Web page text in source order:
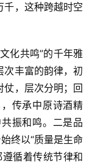
千，这种跨越时空
化共鸣”的千年雅
次丰富的韵律，初
仗，层次分明；回
传承中原诗酒精
振和鸣。二是品
终以“质量是生命
循着传统节律和